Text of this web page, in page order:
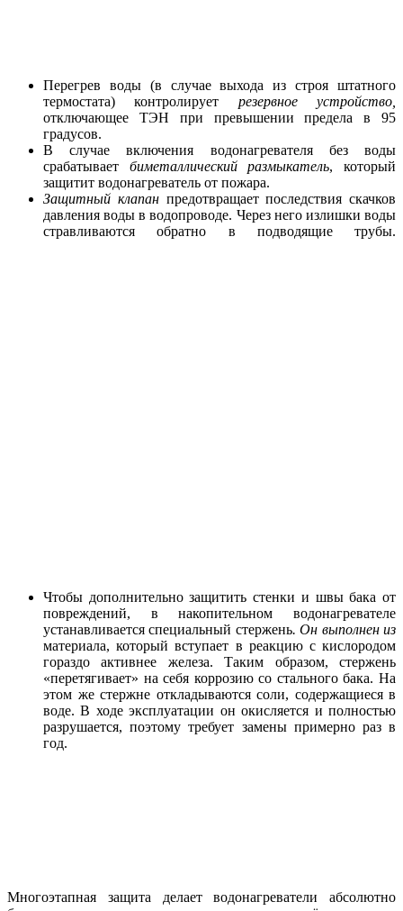
Перегрев воды (в случае выхода из строя штатного
термостата) контролирует резервное устройство,
отключающее ТЭН при превышении предела в 95
градусов.
В случае включения водонагревателя без воды
срабатывает биметаллический размыкатель, который
защитит водонагреватель от пожара.
Защитный клапанпредотвращает последствия скачков
давления воды в водопроводе. Через него излишки воды
стравливаются обратно в подводящие трубы.
Чтобы дополнительно защитить стенки и швы бака от
повреждений, в накопительном водонагревателе
устанавливается специальный стержень. Он выполнен из
материала, который вступает в реакцию с кислородом
гораздо активнее железа. Таким образом, стержень
«перетягивает» на себя коррозию со стального бака. На
этом же стержне откладываются соли, содержащиеся в
воде. В ходе эксплуатации он окисляется и полностью
разрушается, поэтому требует замены примерно раз в
год.
Многоэтапная защита делает водонагреватели абсолютно